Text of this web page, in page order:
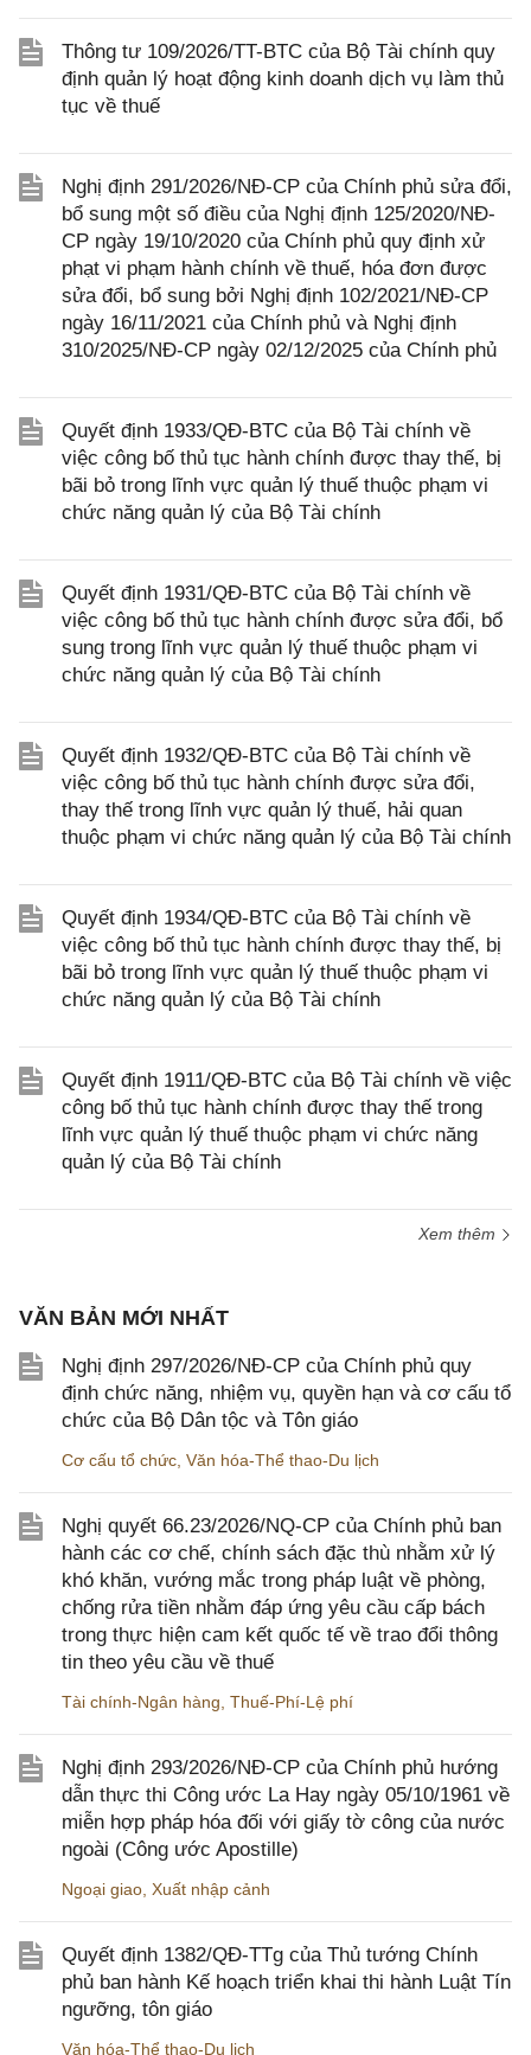
Thông tư 109/2026/TT-BTC của Bộ Tài chính quy
định quản lý hoạt động kinh doanh dịch vụ làm thủ
tục về thuế
Nghị định 291/2026/NĐ-CP của Chính phủ sửa đổi,
bổ sung một số điều của Nghị định 125/2020/NĐ-
CP ngày 19/10/2020 của Chính phủ quy định xử
phạt vi phạm hành chính về thuế, hóa đơn được
sửa đổi, bổ sung bởi Nghị định 102/2021/NĐ-CP
ngày 16/11/2021 của Chính phủ và Nghị định
310/2025/NĐ-CP ngày 02/12/2025 của Chính phủ
Quyết định 1933/QĐ-BTC của Bộ Tài chính về
việc công bố thủ tục hành chính được thay thế, bị
bãi bỏ trong lĩnh vực quản lý thuế thuộc phạm vi
chức năng quản lý của Bộ Tài chính
Quyết định 1931/QĐ-BTC của Bộ Tài chính về
việc công bố thủ tục hành chính được sửa đổi, bổ
sung trong lĩnh vực quản lý thuế thuộc phạm vi
chức năng quản lý của Bộ Tài chính
Quyết định 1932/QĐ-BTC của Bộ Tài chính về
việc công bố thủ tục hành chính được sửa đổi,
thay thế trong lĩnh vực quản lý thuế, hải quan
thuộc phạm vi chức năng quản lý của Bộ Tài chính
Quyết định 1934/QĐ-BTC của Bộ Tài chính về
việc công bố thủ tục hành chính được thay thế, bị
bãi bỏ trong lĩnh vực quản lý thuế thuộc phạm vi
chức năng quản lý của Bộ Tài chính
Quyết định 1911/QĐ-BTC của Bộ Tài chính về việc
công bố thủ tục hành chính được thay thế trong
lĩnh vực quản lý thuế thuộc phạm vi chức năng
quản lý của Bộ Tài chính
Xem thêm
VĂN BẢN MỚI NHẤT
Nghị định 297/2026/NĐ-CP của Chính phủ quy
định chức năng, nhiệm vụ, quyền hạn và cơ cấu tổ
chức của Bộ Dân tộc và Tôn giáo
Cơ cấu tổ chức Văn hóa-Thể thao-Du lịch
Nghị quyết 66.23/2026/NQ-CP của Chính phủ ban
hành các cơ chế, chính sách đặc thù nhằm xử lý
khó khăn, vướng mắc trong pháp luật về phòng,
chống rửa tiền nhằm đáp ứng yêu cầu cấp bách
trong thực hiện cam kết quốc tế về trao đổi thông
tin theo yêu cầu về thuế
Tài chính-Ngân hàng Thuế-Phí-Lệ phí
Nghị định 293/2026/NĐ-CP của Chính phủ hướng
dẫn thực thi Công ước La Hay ngày 05/10/1961 về
miễn hợp pháp hóa đối với giấy tờ công của nước
ngoài (Công ước Apostille)
Ngoại giao Xuất nhập cảnh
Quyết định 1382/QĐ-TTg của Thủ tướng Chính
phủ ban hành Kế hoạch triển khai thi hành Luật Tín
ngưỡng, tôn giáo
Văn hóa-Thể thao-Du lịch